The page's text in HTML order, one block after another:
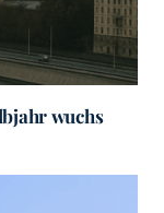
wuchs